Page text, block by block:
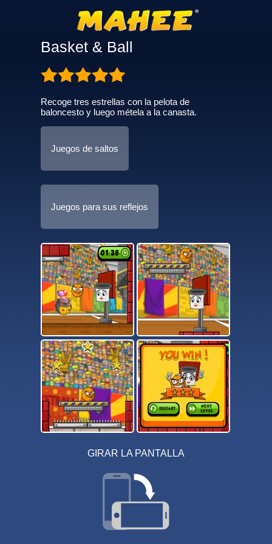
Basket & Ball
Recoge tres estrellas con la pelota de
baloncesto y luego métela a la canasta.
Juegos de saltos
Juegos para sus reflejos
GIRAR LA PANTALLA